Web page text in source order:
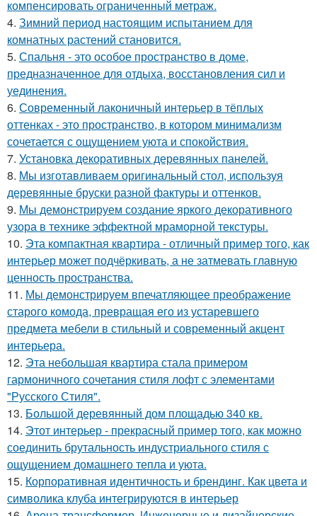
компенсировать ограниченный метраж.
4. Зимний период настоящим испытанием для
комнатных растений становится.
5. Спальня - это особое пространство в доме,
предназначенное для отдыха, восстановления сил и
уединения.
6. Современный лаконичный интерьер в тёплых
оттенках - это пространство, в котором минимализм
сочетается с ощущением уюта и спокойствия.
7. Установка декоративных деревянных панелей.
8. Мы изготавливаем оригинальный стол, используя
деревянные бруски разной фактуры и оттенков.
9. Мы демонстрируем создание яркого декоративного
узора в технике эффектной мраморной текстуры.
10. Эта компактная квартира - отличный пример того, как
интерьер может подчёркивать, а не затмевать главную
ценность пространства.
11. Мы демонстрируем впечатляющее преображение
старого комода, превращая его из устаревшего
предмета мебели в стильный и современный акцент
интерьера.
12. Эта небольшая квартира стала примером
гармоничного сочетания стиля лофт с элементами
"Русского Стиля".
13. Большой деревянный дом площадью 340 кв.
14. Этот интерьер - прекрасный пример того, как можно
соединить брутальность индустриального стиля с
ощущением домашнего тепла и уюта.
15. Корпоративная идентичность и брендинг. Как цвета и
символика клуба интегрируются в интерьер